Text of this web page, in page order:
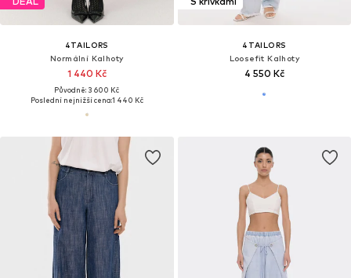
4TAILORS
Normální Kalhoty
1 440 Kč
Původně: 3 600 Kč
Poslední nejnižší cena:1 440 Kč
4TAILORS
Loosefit Kalhoty
4 550 Kč